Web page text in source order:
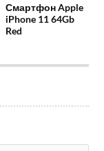
Смартфон Apple
iPhone 11 64Gb
Red